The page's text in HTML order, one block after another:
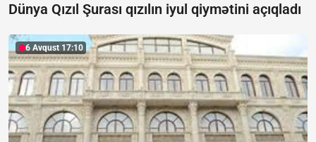
Dünya Qızıl Şurası qızılın iyul qiymətini açıqladı
6 Avqust 17:10